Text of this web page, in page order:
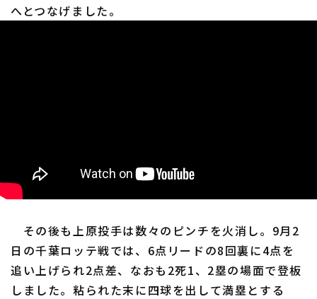
へとつなげました。
その後も上原投手は数々のピンチを火消し。9月2
日の千葉ロッテ戦では、6点リードの8回裏に4点を
追い上げられ2点差、なおも2死1、2塁の場面で登板
しました。粘られた末に四球を出して満塁とする